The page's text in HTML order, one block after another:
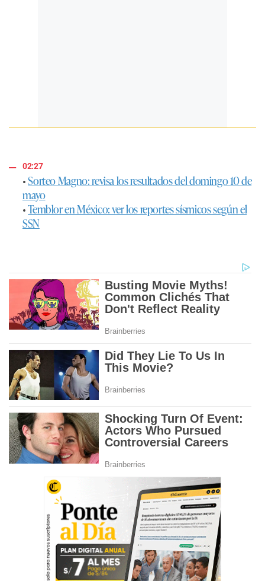
02:27
•Sorteo Magno: revisa los resultados del domingo 10 de
mayo
•Temblor en México: ver los reportes sísmicos según el
SSN